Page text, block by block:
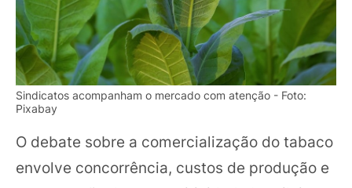
Sindicatos acompanham o mercado com atenção - Foto:
Pixabay
O debate sobre a comercialização do tabaco
envolve concorrência, custos de produção e